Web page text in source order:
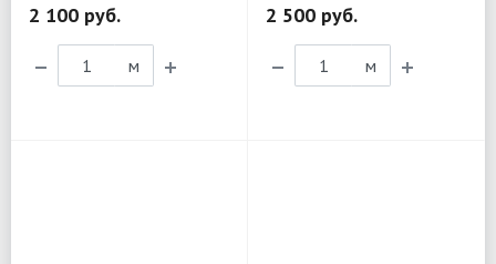
2 100 руб.
м
2 500 руб.
м